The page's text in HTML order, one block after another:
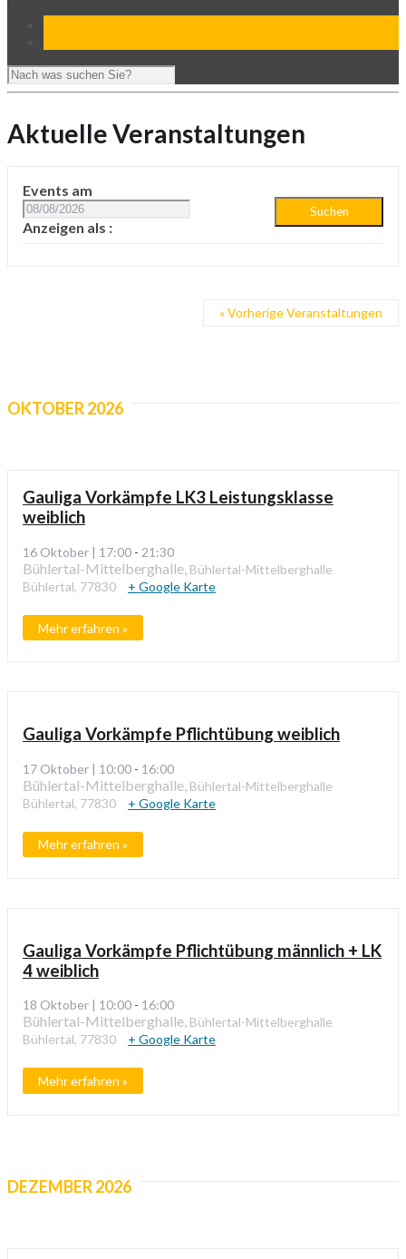
Aktuelle Veranstaltungen
Such-
und
Veranstaltungen
Suche
Events am
Veranstaltung
Anzeigen als
«Vorherige Veranstaltungen
OKTOBER 2026
Gauliga Vorkämpfe LK3 Leistungsklasse
weiblich
16 Oktober | 17:00 - 21:30
Bühlertal-Mittelberghalle, Bühlertal-Mittelberghalle
Bühlertal, 77830 + Google Karte
Mehr erfahren »
Gauliga Vorkämpfe Pflichtübung weiblich
17 Oktober | 10:00 - 16:00
Bühlertal-Mittelberghalle, Bühlertal-Mittelberghalle
Bühlertal, 77830 + Google Karte
Mehr erfahren »
Gauliga Vorkämpfe Pflichtübung männlich + LK
4 weiblich
18 Oktober | 10:00 - 16:00
Bühlertal-Mittelberghalle, Bühlertal-Mittelberghalle
Bühlertal, 77830 + Google Karte
Mehr erfahren »
DEZEMBER 2026